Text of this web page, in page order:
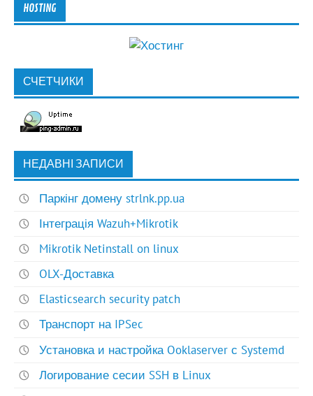
HOSTING
СЧЕТЧИКИ
НЕДАВНІ ЗАПИСИ
Паркінг домену strlnk.pp.ua
Інтеграція Wazuh+Mikrotik
Mikrotik Netinstall on linux
OLX-Доставка
Elasticsearch security patch
Транспорт на IPSec
Установка и настройка Ooklaserver с Systemd
Логирование сесии SSH в Linux